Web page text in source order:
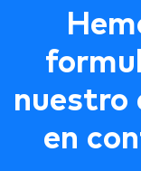
nuestro
en